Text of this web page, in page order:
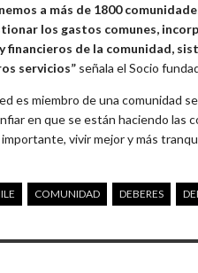
a más de 1800
los gastos comunes,
financieros de la comunidad,
servicios” señala el Socio
es miembro de una comunidad
en que se están haciendo
vivir mejor y más
COMUNIDAD DEBERES